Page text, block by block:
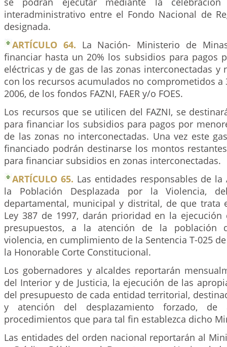
interadministrativo entre el Fondo Nacional de
designada.
ARTÍCULO 64. La Nación- Ministerio de
financiar hasta un 20% los subsidios para pagos
eléctricas y de gas de las zonas interconectadas y
con los recursos acumulados no comprometidos a
2006, de los fondos FAZNI, FAER y/o FOES.
Los recursos que se utilicen del FAZNI, se
para financiar los subsidios para pagos por
de las zonas no interconectadas. Una vez este
financiado podrán destinarse los montos
para financiar subsidios en zonas interconectadas.
ARTÍCULO 65. Las entidades responsables de
la Población Desplazada por la Violencia,
departamental, municipal y distrital, de que
Ley 387 de 1997, darán prioridad en la ejecución
presupuestos, a la atención de la población
violencia, en cumplimiento de la Sentencia T-025
la Honorable Corte Constitucional.
Los gobernadores y alcaldes reportarán
del Interior y de Justicia, la ejecución de las
del presupuesto de cada entidad territorial,
y atención del desplazamiento forzado, de
procedimientos que para tal fin establezca dicho
Las entidades del orden nacional reportarán al